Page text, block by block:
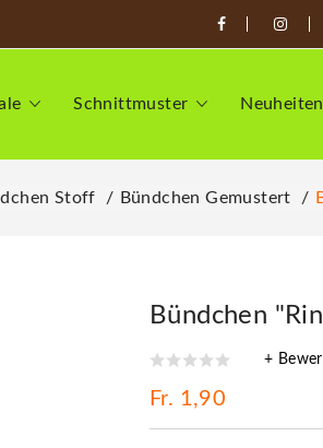
Schnittmuster Neuheiten
Stoff Bündchen Gemustert
Bündchen
+
Fr. 1,90